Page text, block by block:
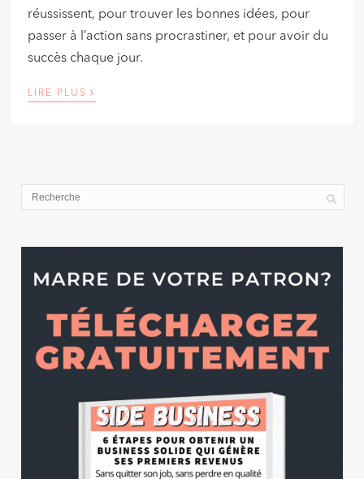
réussissent, pour trouver les bonnes idées, pour
passer à l’action sans procrastiner, et pour avoir du
succès chaque jour.
LIRE PLUS ›